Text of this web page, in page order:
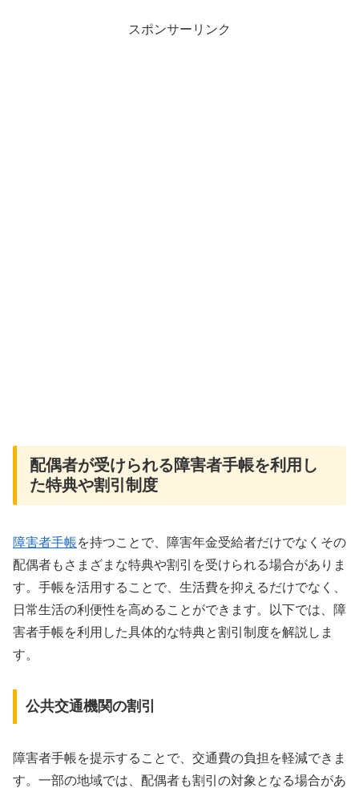
スポンサーリンク
配偶者が受けられる障害者手帳を利用し
た特典や割引制度
障害者手帳を持つことで、障害年金受給者だけでなくその
配偶者もさまざまな特典や割引を受けられる場合がありま
す。手帳を活用することで、生活費を抑えるだけでなく、
日常生活の利便性を高めることができます。以下では、障
害者手帳を利用した具体的な特典と割引制度を解説しま
す。
公共交通機関の割引
障害者手帳を提示することで、交通費の負担を軽減できま
す。一部の地域では、配偶者も割引の対象となる場合があ